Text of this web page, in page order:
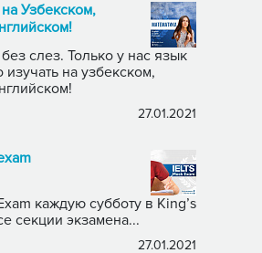
Узбекском,
слез. Только у нас язык
на узбекском,
27.01.2021
каждую субботу в King’s
секции экзамена...
27.01.2021